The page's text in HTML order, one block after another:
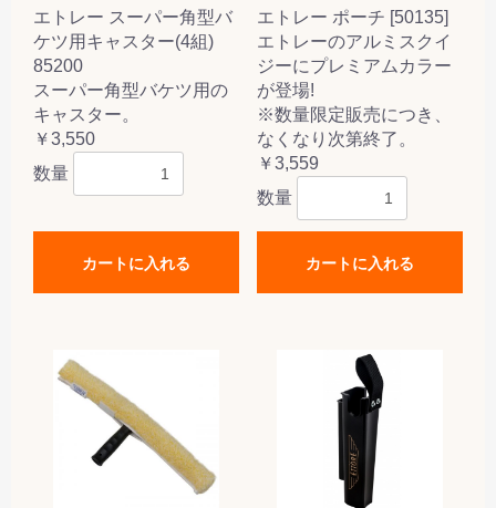
エトレー スーパー角型バ
ケツ用キャスター(4組)
85200
スーパー角型バケツ用の
キャスター。
￥3,550
数量
カートに入れる
エトレー ポーチ [50135]
エトレーのアルミスクイ
ジーにプレミアムカラー
が登場!
※数量限定販売につき、
なくなり次第終了。
￥3,559
数量
カートに入れる